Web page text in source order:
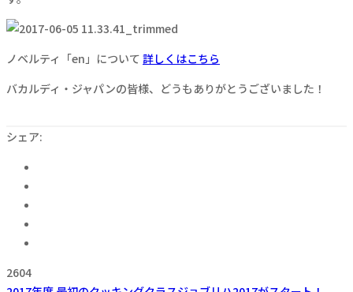
ノベルティ「en」について 詳しくはこちら
バカルディ・ジャパンの皆様、どうもありがとうございました！
シェア:
2604